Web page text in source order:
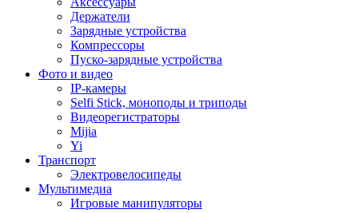
Держатели
Зарядные устройства
Компрессоры
Пуско-зарядные устройства
Фото и видео
IP-камеры
Selfi Stick, моноподы и триподы
Видеорегистраторы
Mijia
Yi
Транспорт
Электровелосипеды
Мультимедиа
Игровые манипуляторы